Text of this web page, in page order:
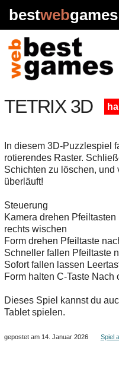
bestwebgames
TETRIX 3D
In diesem 3D-Puzzlespiel
rotierendes Raster.
Schichten zu löschen, und
überläuft!
Steuerung
Kamera drehen
rechts wischen
Form drehen Pfeiltaste
Schneller fallen Pfeiltaste
Sofort fallen lassen
Form halten C-Taste Nach
Dieses Spiel kannst du
Tablet spielen.
gepostet am 14. Januar 2026 Spiel